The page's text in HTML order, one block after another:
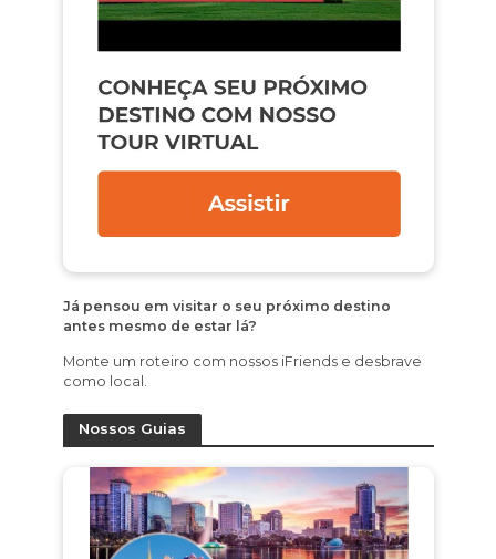
Já pensou em visitar o seu próximo destino
antes mesmo de estar lá?
Monte um roteiro com nossos iFriends e desbrave
como local.
Nossos Guias